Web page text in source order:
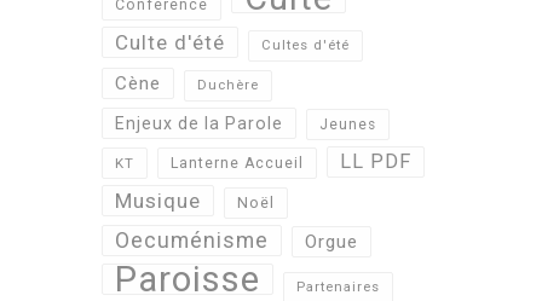
Conférence
Culte d'été Cultes d'été
Cène Duchère
Enjeux de la Parole Jeunes
KT Lanterne Accueil LL PDF
Musique Noël
Oecuménisme Orgue
Paroisse Partenaires